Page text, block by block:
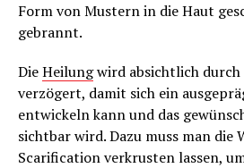
Form von Mustern in die Haut
gebrannt.
DieHeilungwird absichtlich durch
verzögert, damit sich ein
entwickeln kann und das
sichtbar wird. Dazu muss man die
Scarification verkrusten lassen,